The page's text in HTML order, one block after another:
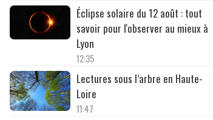
Éclipse solaire du 12 août : tout
savoir pour l'observer au mieux à
Lyon
12:35
Lectures sous l’arbre en Haute-
Loire
11:47